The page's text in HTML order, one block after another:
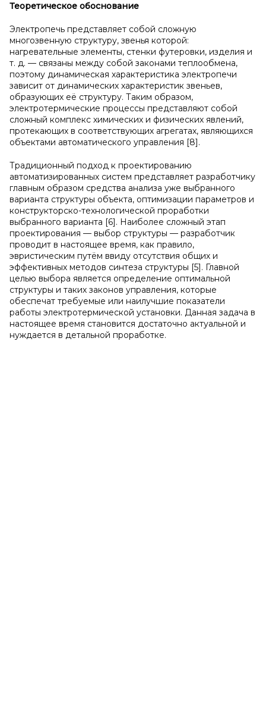
Теоретическое обоснование
Электропечь представляет собой сложную
многозвенную структуру, звенья которой:
нагревательные элементы, стенки футеровки, изделия и
т. д. — связаны между собой законами теплообмена,
поэтому динамическая характеристика электропечи
зависит от динамических характеристик звеньев,
образующих её структуру. Таким образом,
электротермические процессы представляют собой
сложный комплекс химических и физических явлений,
протекающих в соответствующих агрегатах, являющихся
объектами автоматического управления [8].
Традиционный подход к проектированию
автоматизированных систем представляет разработчику
главным образом средства анализа уже выбранного
варианта структуры объекта, оптимизации параметров и
конструкторско-технологической проработки
выбранного варианта [6]. Наиболее сложный этап
проектирования — выбор структуры — разработчик
проводит в настоящее время, как правило,
эвристическим путём ввиду отсутствия общих и
эффективных методов синтеза структуры [5]. Главной
целью выбора является определение оптимальной
структуры и таких законов управления, которые
обеспечат требуемые или наилучшие показатели
работы электротермической установки. Данная задача в
настоящее время становится достаточно актуальной и
нуждается в детальной проработке.